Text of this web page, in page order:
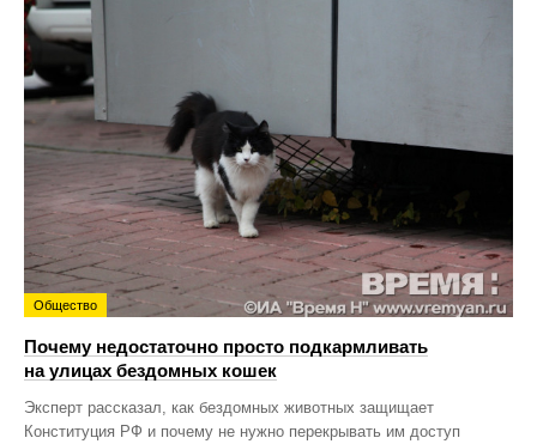
Общество
Почему недостаточно просто подкармливать
на улицах бездомных кошек
Эксперт рассказал, как бездомных животных защищает
Конституция РФ и почему не нужно перекрывать им доступ